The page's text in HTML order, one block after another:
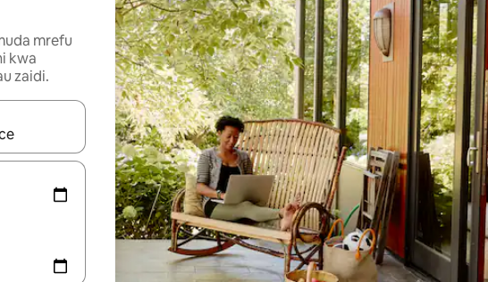
mrefu
kwa
zaidi.
kutumia vitufe vya vishale vya juu na chini au uchunguze kwa kugusa au